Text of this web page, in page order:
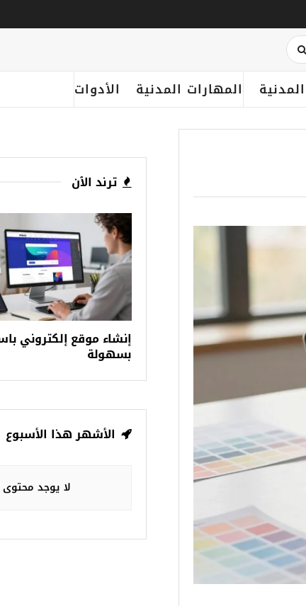
المهارات المدنية الأدوات
ترند الٱن
بسهولة
الأشهر هذا الأسبوع
لا يوجد